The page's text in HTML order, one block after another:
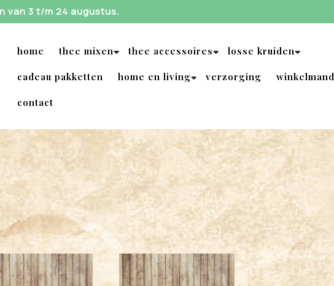
van 3 t/m 24 augustus.
home thee mixen thee accessoires losse kruiden
cadeau pakketten home en living verzorging winkelmand
contact